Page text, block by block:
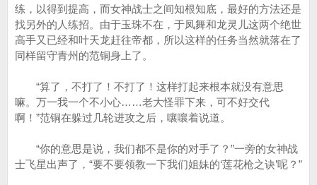
练，以得到提高，而女神战士之间知根知底，最好的方法还是
找另外的人练招。由于玉珠不在，于凤舞和龙灵儿这两个绝世
高手又已经和叶天龙赶往帝都，所以这样的任务当然就落在了
同样留守青州的范铜身上了。
“算了，不打了！不打了！这样打起来根本就没有意思
嘛。万一我一个不小心……老大怪罪下来，可不好交代
啊！”范铜在躲过几轮进攻之后，嚷嚷着说道。
“你的意思是说，我们都不是你的对手了？”一旁的女神战
士飞星出声了，“要不要领教一下我们姐妹的‘莲花枪之诀’呢？”